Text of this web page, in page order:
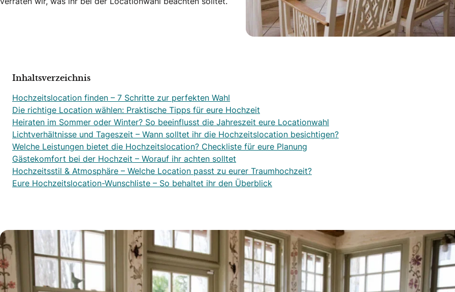
Inhaltsverzeichnis
Hochzeitslocation finden – 7 Schritte zur perfekten Wahl
Die richtige Location wählen: Praktische Tipps für eure Hochzeit
Heiraten im Sommer oder Winter? So beeinflusst die Jahreszeit eure Locationwahl
Lichtverhältnisse und Tageszeit – Wann solltet ihr die Hochzeitslocation besichtigen?
Welche Leistungen bietet die Hochzeitslocation? Checkliste für eure Planung
Gästekomfort bei der Hochzeit – Worauf ihr achten solltet
Hochzeitsstil & Atmosphäre – Welche Location passt zu eurer Traumhochzeit?
Eure Hochzeitslocation-Wunschliste – So behaltet ihr den Überblick